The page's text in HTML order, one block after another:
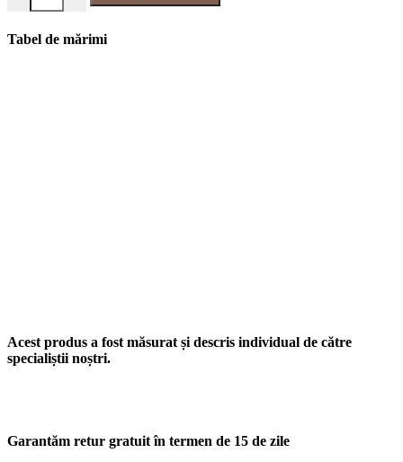
Tabel de mărimi
Acest produs a fost măsurat și descris individual de către
specialiștii noștri.
Garantăm retur gratuit în termen de 15 de zile